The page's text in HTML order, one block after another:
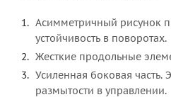
Асимметричный рисунок
устойчивость в поворотах.
Жесткие продольные
Усиленная боковая
размытости в управлении.